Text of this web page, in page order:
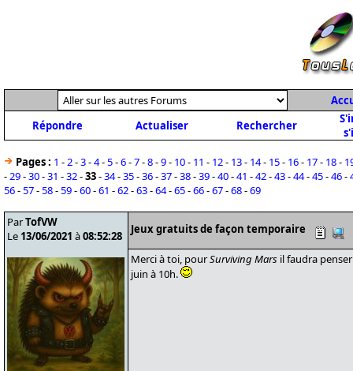
Répondre
Actualiser Rechercher
Pages : 1 -2-3-4-5-6-7-8-9- 10- 11 - 12- 13- 14- 15- 16- 17- 18-
-29-30-31 -32-33-34-35-36-37-38-39-40-41 -42-43-44-45-46-
56-57-58-59-60-61 -62-63-64-65-66-67-68-69
ParTofVW
Le 13/06/2021 à08:52:28 Jeux gratuits de façon temporaire
Merci à toi, pourSurviving Mars il faudra
juin à 10h.